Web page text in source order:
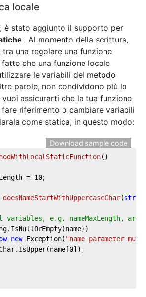
locale
è stato aggiunto il supporto per
. Al momento della scrittura,
una regolare una funzione
che una funzione locale
le variabili del metodo
parole, non condividono più lo
vuoi assicurarti che la tua funzione
riferimento o cambiare variabili
come statica, in questo modo:
Download sample code
( )
= 10;
doesNameStartWithUppercaseChar(
variables, e.g. nameMaxLength,
new Exception( "name parameter
0]);